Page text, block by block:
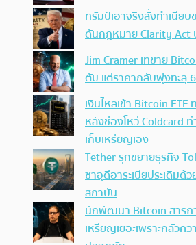
ทรัมป์เอาจริง สั่งทำเนีย
ดันกฎหมาย Clarity Act
Jim Cramer เทขาย
ตัม แต่ราคากลับพุ่งทะลุ
เงินไหลเข้า Bitcoin
หลังช่องโหว่ Coldcard
เก็บเหรียญเอง
Tether รุกขยายธุรกิจ
ซาอุดีอาระเบียประเดิม
สถาบัน
นักพัฒนา Bitcoin สารภ
เหรียญเยอะเพราะกลัวค